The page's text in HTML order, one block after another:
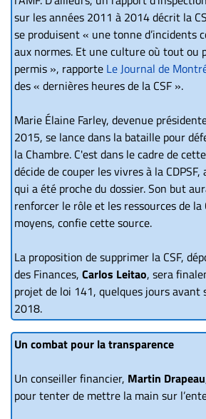
sur les années 2011 à 2014 décrit la
se produisent « une tonne d’incidents
aux normes. Et une culture où tout ou
permis », rapporte Le Journal de
des « dernières heures de la CSF ».
Marie Élaine Farley, devenue
2015, se lance dans la bataille pour
la Chambre. C'est dans le cadre de
décide de couper les vivres à la
qui a été proche du dossier. Son but
renforcer le rôle et les ressources de la
moyens, confie cette source.
La proposition de supprimer la CSF,
des Finances, Carlos Leitao, sera
projet de loi 141, quelques jours avant
2018.
Un combat pour la transparence
Un conseiller financier, Martin Drapeau
pour tenter de mettre la main sur